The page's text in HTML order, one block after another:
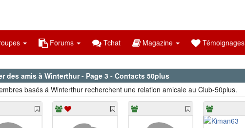
Forums Tchat Magazine Témoignages
des amis à Winterthur - Page 3 - Contacts 50plus
basés á Winterthur recherchent une relation amicale au Club-50plus.